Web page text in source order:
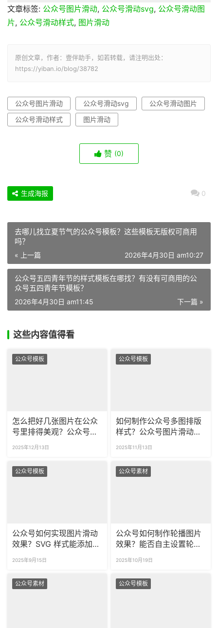
文章标签: 公众号图片滑动, 公众号滑动svg, 公众号滑动图
片, 公众号滑动样式, 图片滑动
原创文章，作者：壹伴助手，如若转载，请注明出处：
https://yiban.io/blog/38782
公众号图片滑动 公众号滑动svg
公众号滑动图片
公众号滑动样式
图片滑动
赞 (0)
0
生成海报
去哪儿找立夏节气的公众号模板？这些模板无版权可商用
吗？
« 上一篇 2026年4月30日 am10:27
公众号五四青年节的样式模板在哪找？有没有可商用的公
众号五四青年节模板？
下一篇 »
2026年4月30日 am11:45
这些内容值得看
公众号模板
怎么把好几张图片在公众
号里排得美观？公众号的
2025年12月13日
公众号模板
如何制作公众号多图排版
样式？公众号图片滑动
2025年11月13日
公众号模板
公众号如何实现图片滑动
效果？SVG 样式能添加跳
2025年9月15日
公众号素材
公众号如何制作轮播图片
效果？能否自主设置轮播
2025年10月19日
公众号素材 公众号模板